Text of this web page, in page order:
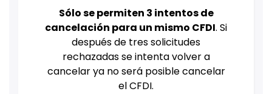
Sólo se permiten 3 intentos de
cancelación para un mismo CFDI. Si
después de tres solicitudes
rechazadas se intenta volver a
cancelar ya no será posible cancelar
el CFDI.